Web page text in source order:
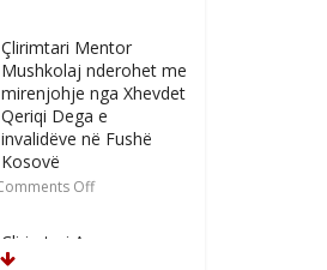
Çlirimtari Agron
Gërvalla me takime
pune në atdhe të
shoqerisë Levizja
August 3, 2026
Mimoza Gjoni artiste e